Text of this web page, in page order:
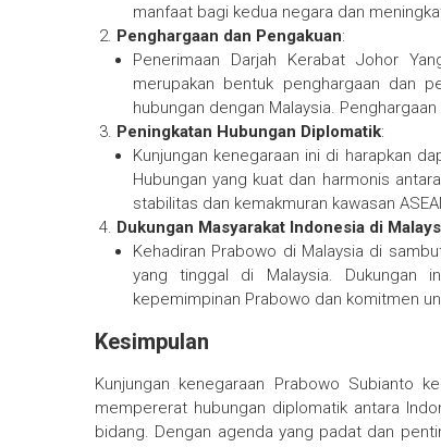
manfaat bagi kedua negara dan
Penghargaan dan Pengakuan:
Penerimaan Darjah Kerabat Johor
merupakan bentuk penghargaan dan
hubungan dengan Malaysia.
Peningkatan Hubungan Diplomatik:
Kunjungan kenegaraan ini di harapkan
Hubungan yang kuat dan harmonis
stabilitas dan kemakmuran kawasan
Dukungan Masyarakat Indonesia di
Kehadiran Prabowo di Malaysia di
yang tinggal di Malaysia. Dukungan
kepemimpinan Prabowo dan komitmen
Kesimpulan
Kunjungan kenegaraan Prabowo Subianto
mempererat hubungan diplomatik antara
bidang. Dengan agenda yang padat dan